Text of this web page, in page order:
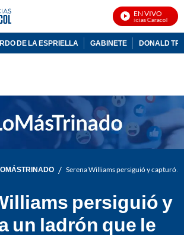
EN VIVO
Noticias Caracol En
DE LA ESPRIELLA GABINETE DONALD
/ Serena Williams persiguió y capturó
persiguió y
un ladrón que le